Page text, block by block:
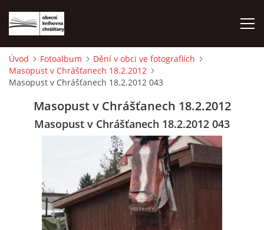
ÚVOD
LETNÍ KINO 2026
KONTAKTY
ON-LINE KATALOG
Úvod Fotoalbum
Dění v obci ve fotografiích
Masopust v Chrášťanech 18.2.2012
Masopust v Chrášťanech 18.2.2012 043
Masopust v Chrášťanech 18.2.2012
Masopust v Chrášťanech 18.2.2012 043